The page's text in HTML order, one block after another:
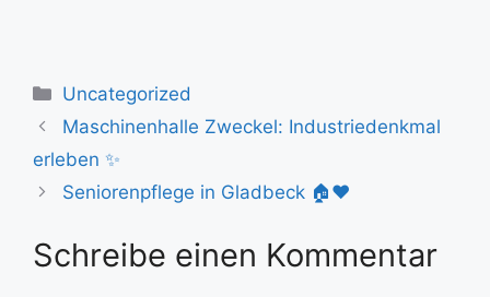
Kategorien
Uncategorized
Maschinenhalle Zweckel: Industriedenkmal
erleben ✨
Seniorenpflege in Gladbeck 🏠❤️
Schreibe einen Kommentar